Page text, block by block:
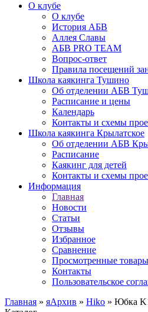
О клубе
О клубе
История АБВ
Аллея Славы
АБВ PRO TEAM
Вопрос-ответ
Правила посещений
Школа каякинга Тушино
Об отделении АБВ
Расписание и цены
Календарь
Контакты и схемы
Школа каякинга Крылатское
Об отделении АБВ
Расписание
Каякинг для детей
Контакты и схемы
Информация
Главная
Новости
Статьи
Отзывы
Избранное
Сравнение
Просмотренные товары
Контакты
Пользовательское
Главная » яАрхив » Hiko » Юбка